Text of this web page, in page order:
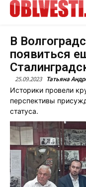
В
появиться
25.09.2023 Татьяна
Историки провели
перспективы
статуса.